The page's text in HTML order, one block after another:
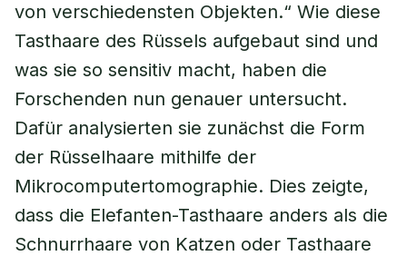
von verschiedensten Objekten.“ Wie diese
Tasthaare des Rüssels aufgebaut sind und
was sie so sensitiv macht, haben die
Forschenden nun genauer untersucht.
Dafür analysierten sie zunächst die Form
der Rüsselhaare mithilfe der
Mikrocomputertomographie. Dies zeigte,
dass die Elefanten-Tasthaare anders als die
Schnurrhaare von Katzen oder Tasthaare